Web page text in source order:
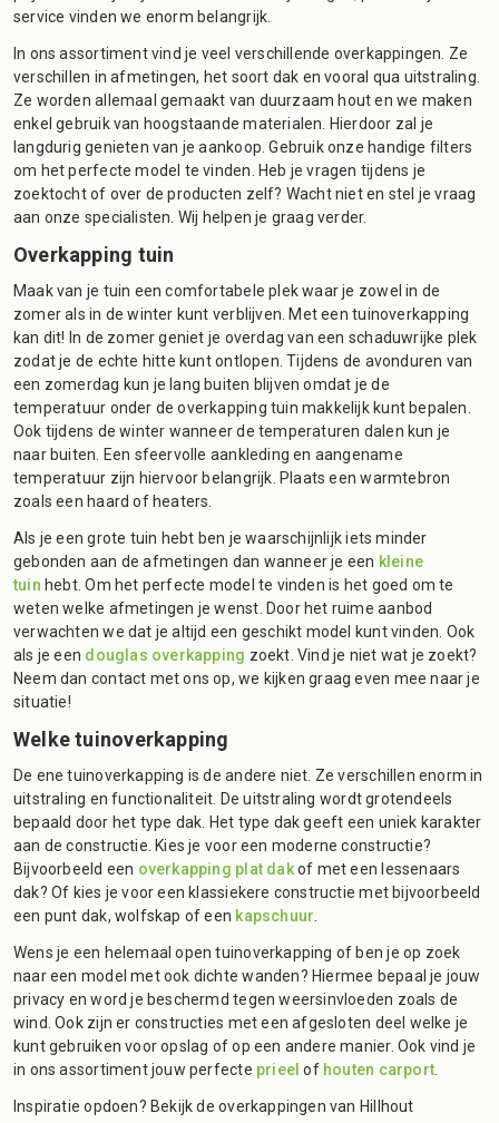
service vinden we enorm belangrijk.
In ons assortiment vind je veel verschillende overkappingen. Ze
verschillen in afmetingen, het soort dak en vooral qua uitstraling.
Ze worden allemaal gemaakt van duurzaam hout en we maken
enkel gebruik van hoogstaande materialen. Hierdoor zal je
langdurig genieten van je aankoop. Gebruik onze handige filters
om het perfecte model te vinden. Heb je vragen tijdens je
zoektocht of over de producten zelf? Wacht niet en stel je vraag
aan onze specialisten. Wij helpen je graag verder.
Overkapping tuin
Maak van je tuin een comfortabele plek waar je zowel in de
zomer als in de winter kunt verblijven. Met een tuinoverkapping
kan dit! In de zomer geniet je overdag van een schaduwrijke plek
zodat je de echte hitte kunt ontlopen. Tijdens de avonduren van
een zomerdag kun je lang buiten blijven omdat je de
temperatuur onder de overkapping tuin makkelijk kunt bepalen.
Ook tijdens de winter wanneer de temperaturen dalen kun je
naar buiten. Een sfeervolle aankleding en aangename
temperatuur zijn hiervoor belangrijk. Plaats een warmtebron
zoals een haard of heaters.
Als je een grote tuin hebt ben je waarschijnlijk iets minder
gebonden aan de afmetingen dan wanneer je een kleine
tuin hebt. Om het perfecte model te vinden is het goed om te
weten welke afmetingen je wenst. Door het ruime aanbod
verwachten we dat je altijd een geschikt model kunt vinden. Ook
als je een douglas overkapping zoekt. Vind je niet wat je zoekt?
Neem dan contact met ons op, we kijken graag even mee naar je
situatie!
Welke tuinoverkapping
De ene tuinoverkapping is de andere niet. Ze verschillen enorm in
uitstraling en functionaliteit. De uitstraling wordt grotendeels
bepaald door het type dak. Het type dak geeft een uniek karakter
aan de constructie. Kies je voor een moderne constructie?
Bijvoorbeeld een overkapping plat dakof met een lessenaars
dak? Of kies je voor een klassiekere constructie met bijvoorbeeld
een punt dak, wolfskap of een kapschuur
Wens je een helemaal open tuinoverkapping of ben je op zoek
naar een model met ook dichte wanden? Hiermee bepaal je jouw
privacy en word je beschermd tegen weersinvloeden zoals de
wind. Ook zijn er constructies met een afgesloten deel welke je
kunt gebruiken voor opslag of op een andere manier. Ook vind je
in ons assortiment jouw perfecte prieel of houten carport
Inspiratie opdoen? Bekijk de overkappingen van Hillhout